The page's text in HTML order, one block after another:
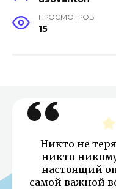
ПРОСМОТРОВ
15
Никто не
никто
настоящий
самой важной